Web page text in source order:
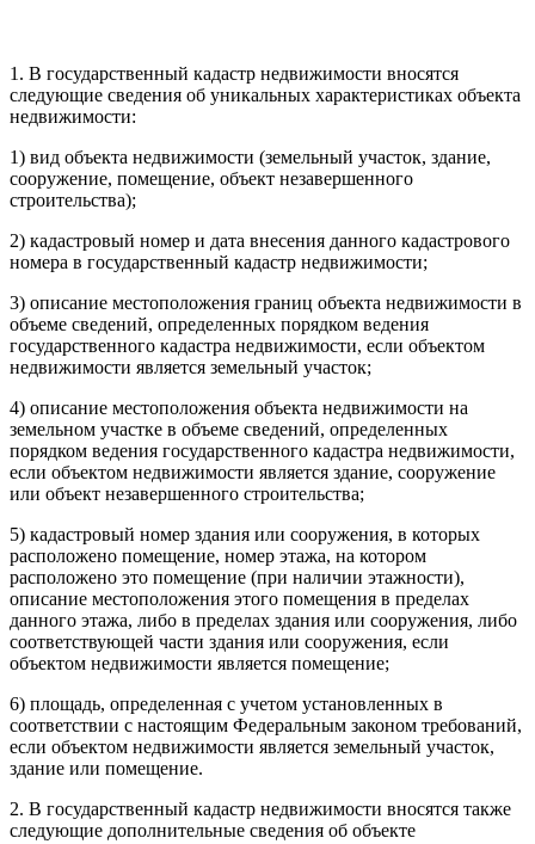
1. В государственный кадастр недвижимости вносятся
следующие сведения об уникальных характеристиках объекта
недвижимости:
1) вид объекта недвижимости (земельный участок, здание,
сооружение, помещение, объект незавершенного
строительства);
2) кадастровый номер и дата внесения данного кадастрового
номера в государственный кадастр недвижимости;
3) описание местоположения границ объекта недвижимости в
объеме сведений, определенных порядком ведения
государственного кадастра недвижимости, если объектом
недвижимости является земельный участок;
4) описание местоположения объекта недвижимости на
земельном участке в объеме сведений, определенных
порядком ведения государственного кадастра недвижимости,
если объектом недвижимости является здание, сооружение
или объект незавершенного строительства;
5) кадастровый номер здания или сооружения, в которых
расположено помещение, номер этажа, на котором
расположено это помещение (при наличии этажности),
описание местоположения этого помещения в пределах
данного этажа, либо в пределах здания или сооружения, либо
соответствующей части здания или сооружения, если
объектом недвижимости является помещение;
6) площадь, определенная с учетом установленных в
соответствии с настоящим Федеральным законом требований,
если объектом недвижимости является земельный участок,
здание или помещение.
2. В государственный кадастр недвижимости вносятся также
следующие дополнительные сведения об объекте